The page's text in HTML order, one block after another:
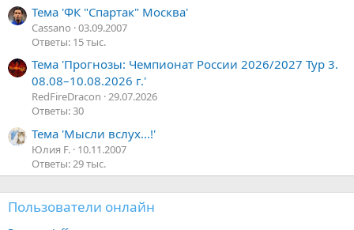
Тема 'ФК "Спартак" Москва'
Cassano 03.09.2007
Ответы: 15 тыс.
Тема 'Прогнозы: Чемпионат России 2026/2027 Тур 3.
08.08–10.08.2026 г.'
RedFireDracon 29.07.2026
Ответы: 30
Тема 'Мысли вслух...!'
Юлия F. 10.11.2007
Ответы: 29 тыс.
Пользователи онлайн